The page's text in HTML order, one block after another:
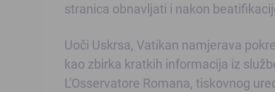
stranica obnavljati i nakon
Uoči Uskrsa, Vatikan namjerava
kao zbirka kratkih informacija iz
L'Osservatore Romana, tiskovnog